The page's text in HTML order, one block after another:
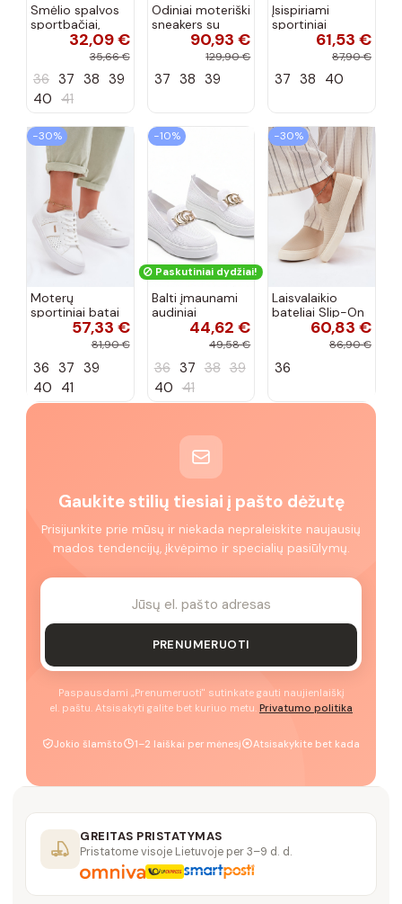
Smėlio spalvos
sportbačiai,
dekoruoti Valdez
cirkonio virvele
32,09 €
35,66 €
36 37 38 39
40 41
Odiniai moteriški
sneakers su
platforma D&A
CR61-3133
90,93 €
129,90 €
37 38 39
Įsispiriami
sportiniai
bateliai Kobbo
102425 smėlio
61,53 €
87,90 €
37 38 40
−30%
Moterų
sportiniai batai
su ažūro
elementais Big
baltos spalvos
57,33 €
81,90 €
36 37 39
40 41
−10%
Paskutiniai dydžiai!
Balti įmaunami
audiniai
sportbačiai su
44,62 €
49,58 €
36 37 38 39
40 41
−30%
Laisvalaikio
bateliai Slip-On
Big Star
RR274721 smėlio
60,83 €
86,90 €
36
Gaukite stilių tiesiai į pašto dėžutę
Prisijunkite prie mūsų ir niekada nepraleiskite naujausių
mados tendencijų, įkvėpimo ir specialių pasiūlymų.
PRENUMERUOTI
Paspausdami „Prenumeruoti" sutinkate gauti naujienlaiškį
el. paštu. Atsisakyti galite bet kuriuo metu. Privatumo politika
Jokio šlamšto 1–2 laiškai per mėnesį Atsisakykite bet kada
GREITAS PRISTATYMAS
Pristatome visoje Lietuvoje per 3–9 d. d.